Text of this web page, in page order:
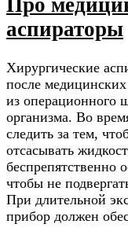
Про
аспираторы
Хирургические
после
из операционного
организма. Во
следить за тем,
отсасывать
беспрепятственно
чтобы не
При длительной
прибор должен